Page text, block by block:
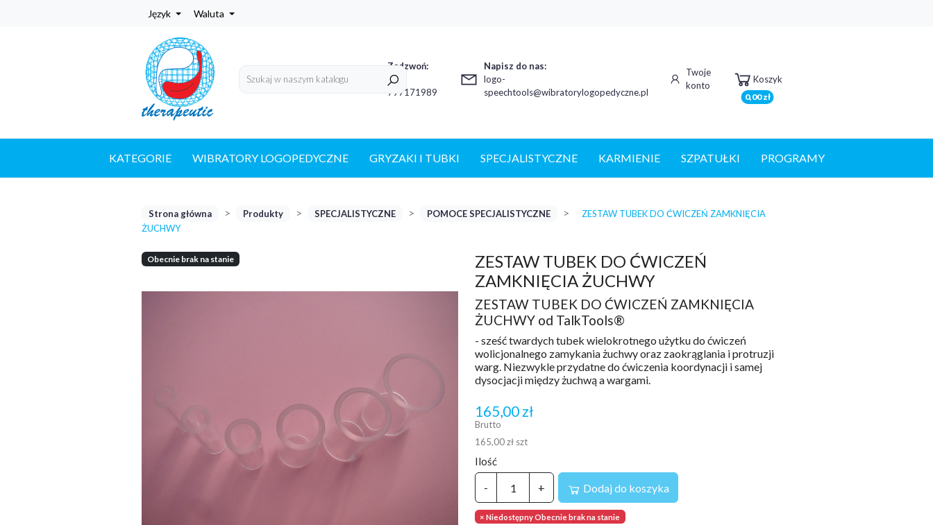
Język Waluta
Zadzwoń:
+48
797171989
Napisz do nas:
logo-
speechtools@wibratorylogopedyczne.pl
Twoje
konto
Koszyk
0,00 zł
KATEGORIE WIBRATORY LOGOPEDYCZNE GRYZAKI I TUBKI SPECJALISTYCZNE KARMIENIE SZPATUŁKI PROGRAMY
Strona główna Produkty SPECJALISTYCZNE POMOCE SPECJALISTYCZNE
ZESTAW TUBEK DO ĆWICZEŃ ZAMKNIĘCIA
ŻUCHWY
Obecnie brak na stanie
ZESTAW TUBEK DO ĆWICZEŃ
ZAMKNIĘCIA ŻUCHWY
ZESTAW TUBEK DO ĆWICZEŃ ZAMKNIĘCIA
ŻUCHWY od TalkTools®
- sześć twardych tubek wielokrotnego użytku do ćwiczeń
wolicjonalnego zamykania żuchwy oraz zaokrąglania i protruzji
warg. Niezwykle przydatne do ćwiczenia koordynacji i samej
dysocjacji między żuchwą a wargami.
165,00 zł
Brutto
165,00 zł szt
Ilość
- + Dodaj do koszyka
× Niedostępny Obecnie brak na stanie